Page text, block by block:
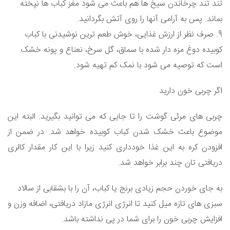
تند تند چرخاندن سیخ ها هم باعث می شود مغز کباب ها نپخته
بماند. پس به آرامی آنها را روی آتش بگردانید.
9. صرف نظر از ارزش غذایی، خوش طعم ترین نوشیدنی با کباب
کوبیده دوغ مزه دار شده با سماق، گل سرخ، نعناع و پونه خشک
است که توصیه می شود با نمک کم تهیه شود.
اگر چربی خون دارید
چربی های مرئی گوشت را تا جایی که می توانید بگیرید. البته این
موضوع باعث خشک شدن کباب کوبیده خواهد شد. در ضمن از
افزودن کره به این غذا خودداری کنید زیرا با این کار مقدار کالری
دریافتی تان چند برابر خواهد شد.
به جای خوردن حجم زیادی برنج یا کباب، آن را با بشقابی از سالاد
سبزی های تازه میل کنید تا انرژی انرژی مازاد دریافتی، اضافه وزن و
افزایش چربی خون را برای شما در پی نداشته باشد.